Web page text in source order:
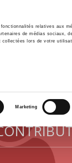
relatives aux
de médias sociaux,
lors de votre
Marketing
Histoire